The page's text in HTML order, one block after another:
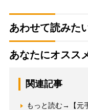
あわせて読みた
あなたにオスス
関連記事
もっと読む→【元